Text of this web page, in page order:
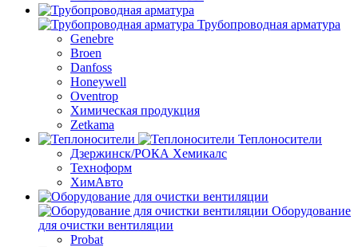
Трубопроводная арматура
Genebre
Broen
Danfoss
Honeywell
Oventrop
Химическая продукция
Zetkama
Теплоносители
Дзержинск/РОКА Хемикалс
Техноформ
ХимАвто
Оборудование
для очистки вентиляции
Probat